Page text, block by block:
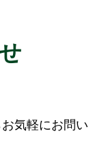
気軽にお問い